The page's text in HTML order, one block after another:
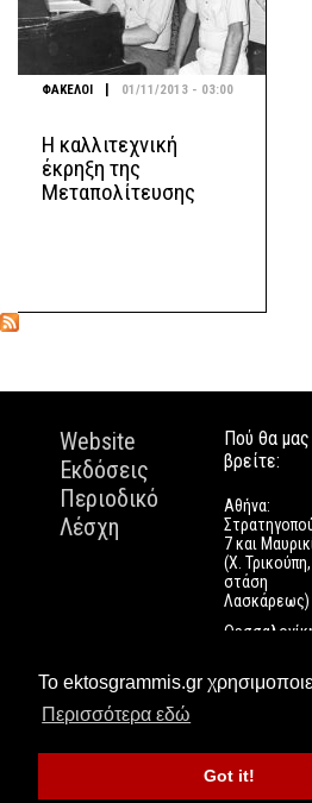
Το ektosgrammis.gr
Περισσότερα εδώ
Got it!
ΦΑΚΕΛΟΙ | 01/11/2013 - 03:00
Η καλλιτεχνική
έκρηξη της
Mεταπολίτευσης
Website
Εκδόσεις
Περιοδικό
Λέσχη
Πού θα μας
βρείτε:
Αθήνα:
7 και
(Χ. Τρικούπη,
στάση
Λασκάρεως)
Πάτρα: Τριών